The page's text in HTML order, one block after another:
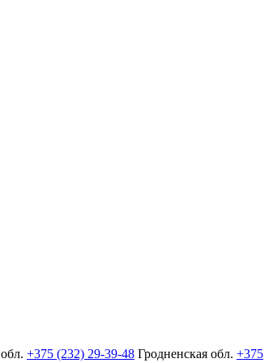
+375 (232) 29-39-48 Гродненская обл. +375